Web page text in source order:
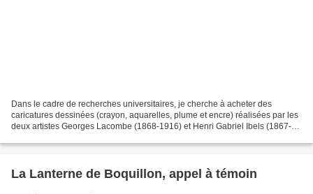
Dans le cadre de recherches universitaires, je cherche à acheter des
caricatures dessinées (crayon, aquarelles, plume et encre) réalisées par les
deux artistes Georges Lacombe (1868-1916) et Henri Gabriel Ibels (1867-
La Lanterne de Boquillon, appel à témoin